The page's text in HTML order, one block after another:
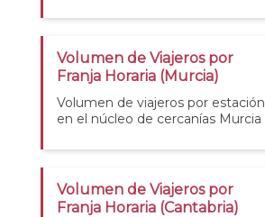
Volumen de Viajeros por
Franja Horaria (Murcia)
Volumen de viajeros por estación
en el núcleo de cercanías Murcia
Volumen de Viajeros por
Franja Horaria (Cantabria)